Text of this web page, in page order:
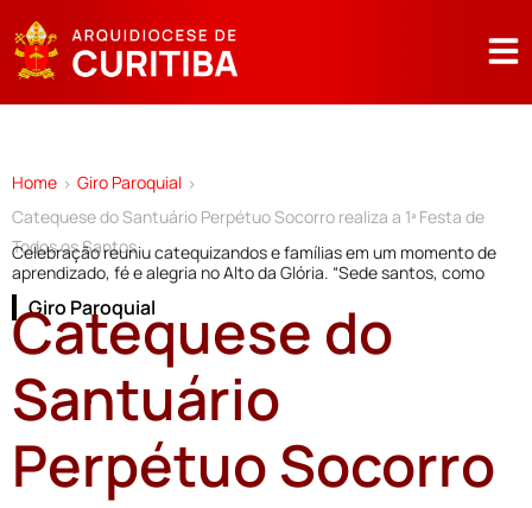
Home > Giro Paroquial >
Catequese do Santuário Perpétuo Socorro realiza a 1ª Festa de
Todos os Santos
Celebração reuniu catequizandos e famílias em um momento de
aprendizado, fé e alegria no Alto da Glória. “Sede santos, como
Giro Paroquial
Catequese do
Santuário
Perpétuo Socorro